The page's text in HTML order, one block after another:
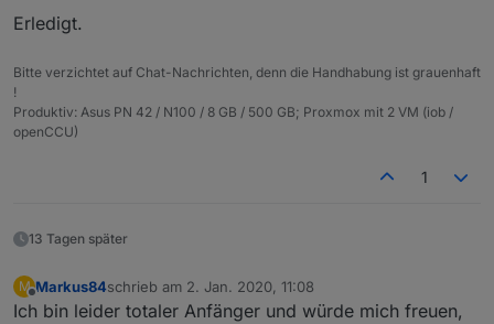
Erledigt.
Bitte verzichtet auf Chat-Nachrichten, denn die Handhabung ist grauenhaft
!
Produktiv: Asus PN 42 / N100 / 8 GB / 500 GB; Proxmox mit 2 VM (iob /
openCCU)
1
13 Tagen später
M
Offline
Markus84schrieb am 2. Jan. 2020, 11:08
zuletzt editiert von
Ich bin leider totaler Anfänger und würde mich freuen,